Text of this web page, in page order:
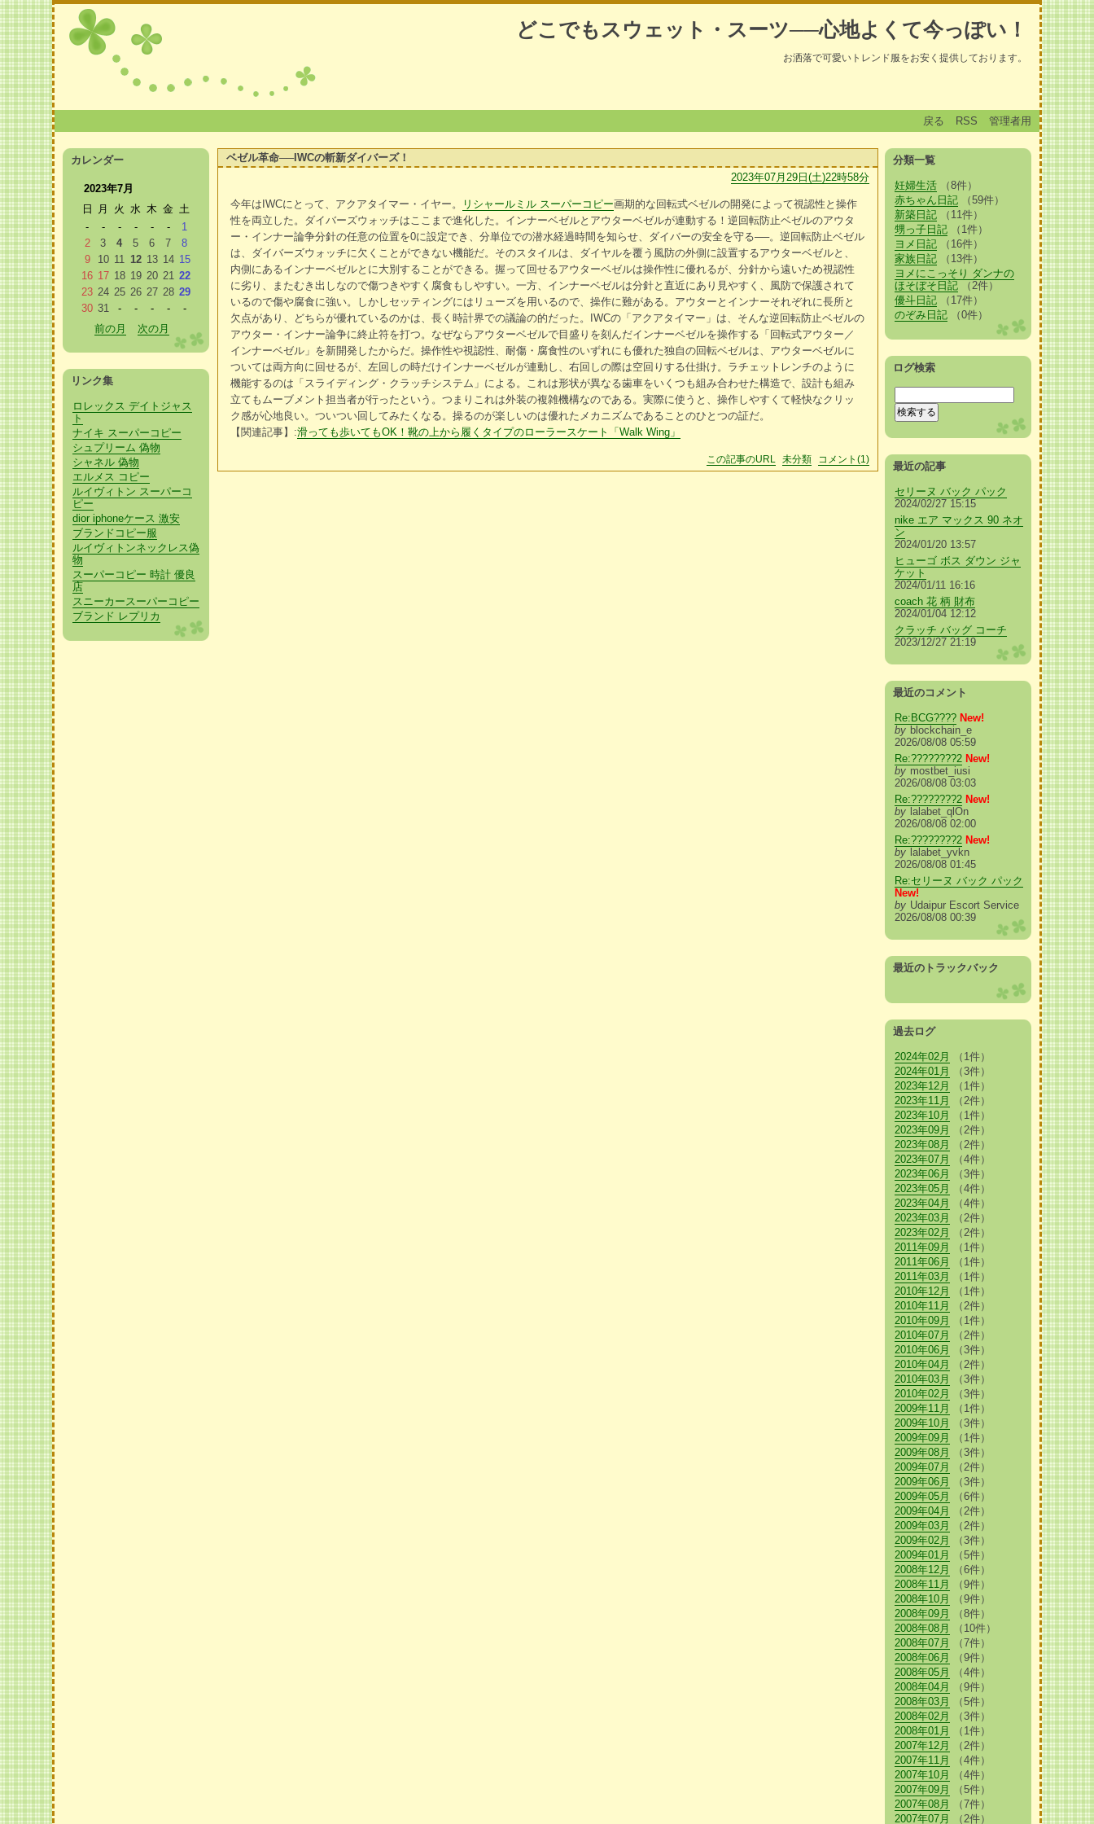
どこでもスウェット・スーツ──心地よくて今っぽい！
お洒落で可愛いトレンド服をお安く提供しております。
戻る RSS 管理者用
ベゼル革命──IWCの斬新ダイバーズ！
2023年07月29日(土)22時58分
今年はIWCにとって、アクアタイマー・イヤー。 リシャールミル スーパーコピー画期的な回転式ベゼルの開発によって視認性と操作
性を両立した。ダイバーズウォッチはここまで進化した。インナーベゼルとアウターベゼルが連動する！逆回転防止ベゼルのアウタ
ー・インナー論争分針の任意の位置を0に設定でき、分単位での潜水経過時間を知らせ、ダイバーの安全を守る──。逆回転防止ベゼル
は、ダイバーズウォッチに欠くことができない機能だ。そのスタイルは、ダイヤルを覆う風防の外側に設置するアウターベゼルと、
内側にあるインナーベゼルとに大別することができる。握って回せるアウターベゼルは操作性に優れるが、分針から遠いため視認性
に劣り、またむき出しなので傷つきやすく腐食もしやすい。一方、インナーベゼルは分針と直近にあり見やすく、風防で保護されて
いるので傷や腐食に強い。しかしセッティングにはリューズを用いるので、操作に難がある。アウターとインナーそれぞれに長所と
欠点があり、どちらが優れているのかは、長く時計界での議論の的だった。IWCの「アクアタイマー」は、そんな逆回転防止ベゼルの
アウター・インナー論争に終止符を打つ。なぜならアウターベゼルで目盛りを刻んだインナーベゼルを操作する「回転式アウター／
インナーベゼル」を新開発したからだ。操作性や視認性、耐傷・腐食性のいずれにも優れた独自の回転ベゼルは、アウターベゼルに
ついては両方向に回せるが、左回しの時だけインナーベゼルが連動し、右回しの際は空回りする仕掛け。ラチェットレンチのように
機能するのは「スライディング・クラッチシステム」による。これは形状が異なる歯車をいくつも組み合わせた構造で、設計も組み
立てもムーブメント担当者が行ったという。つまりこれは外装の複雑機構なのである。実際に使うと、操作しやすくて軽快なクリッ
ク感が心地良い。ついつい回してみたくなる。操るのが楽しいのは優れたメカニズムであることのひとつの証だ。
【関連記事】:滑っても歩いてもOK！靴の上から履くタイプのローラースケート「Walk Wing」
この記事のURL 未分類 コメント(1)
分類一覧
妊婦生活（8件）
赤ちゃん日記（59件）
新築日記（11件）
甥っ子日記（1件）
ヨメ日記（16件）
家族日記（13件）
ヨメにこっそり ダンナの
ほそぼそ日記（2件）
優斗日記（17件）
のぞみ日記（0件）
ログ検索
最近の記事
セリーヌ バック パック
2024/02/27 15:15
nike エア マックス 90 ネオ
ン
2024/01/20 13:57
ヒューゴ ボス ダウン ジャ
ケット
2024/01/11 16:16
coach 花 柄 財布
2024/01/04 12:12
クラッチ バッグ コーチ
2023/12/27 21:19
最近のコメント
Re:BCG???? New!
by blockchain_e
2026/08/08 05:59
Re:????????2 New!
by mostbet_iusi
2026/08/08 03:03
Re:????????2 New!
by lalabet_qlOn
2026/08/08 02:00
Re:????????2 New!
by lalabet_yvkn
2026/08/08 01:45
Re:セリーヌ バック パック
New!
by Udaipur Escort Service
2026/08/08 00:39
最近のトラックバック
過去ログ
2024年02月
（1件）
2024年01月
（3件）
2023年12月
（1件）
2023年11月
（2件）
2023年10月
（1件）
2023年09月
（2件）
2023年08月
（2件）
2023年07月
（4件）
2023年06月
（3件）
2023年05月
（4件）
2023年04月
（4件）
2023年03月
（2件）
2023年02月
（2件）
2011年09月
（1件）
2011年06月
（1件）
2011年03月
（1件）
2010年12月
（1件）
2010年11月
（2件）
2010年09月
（1件）
2010年07月
（2件）
2010年06月
（3件）
2010年04月
（2件）
2010年03月
（3件）
2010年02月
（3件）
2009年11月
（1件）
2009年10月
（3件）
2009年09月
（1件）
2009年08月
（3件）
2009年07月
（2件）
2009年06月
（3件）
2009年05月
（6件）
2009年04月
（2件）
2009年03月
（2件）
2009年02月
（3件）
2009年01月
（5件）
2008年12月
（6件）
2008年11月
（9件）
2008年10月
（9件）
2008年09月
（8件）
2008年08月
（10件）
2008年07月
（7件）
2008年06月
（9件）
2008年05月
（4件）
2008年04月
（9件）
2008年03月
（5件）
2008年02月
（3件）
2008年01月
（1件）
2007年12月
（2件）
2007年11月
（4件）
2007年10月
（4件）
2007年09月
（5件）
2007年08月
（7件）
2007年07月
（2件）
カレンダー
2023年7月
日
月 火 水 木 金 土
-
- - - - -
1
2
3 4 5 6 7
8
9
10 11 12 13 14 15
16 17 18 19 20 21 22
23 24 25 26 27 28 29
30 31 - - - -
-
前の月
次の月
リンク集
ロレックス デイトジャス
ト
ナイキ スーパーコピー
シュプリーム 偽物
シャネル 偽物
エルメス コピー
ルイヴィトン スーパーコ
ピー
dior iphoneケース 激安
ブランドコピー服
ルイヴィトンネックレス偽
物
スーパーコピー 時計 優良
店
スニーカースーパーコピー
ブランド レプリカ